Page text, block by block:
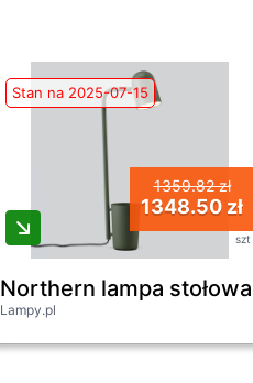
Stan na 2025-07-15
1359.82 zł
1348.50 zł
szt
Northern lampa
Lampy.pl